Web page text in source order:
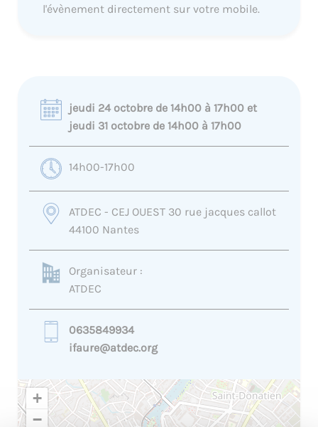
l'évènement directement sur votre mobile.
jeudi 24 octobre de 14h00 à 17h00 et
jeudi 31 octobre de 14h00 à 17h00
14h00-17h00
ATDEC - CEJ OUEST 30 rue jacques callot
44100 Nantes
Organisateur :
ATDEC
0635849934
ifaure@atdec.org
+
−